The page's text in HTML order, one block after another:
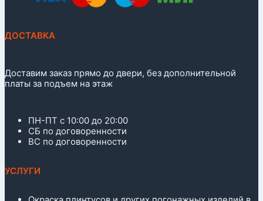
ДОСТАВКА
Доставим заказ прямо до двери, без дополнительной
платы за подъем на этаж
ПН-ПТ с 10:00 до 20:00
СБ по договоренности
ВС по договоренности
УСЛУГИ